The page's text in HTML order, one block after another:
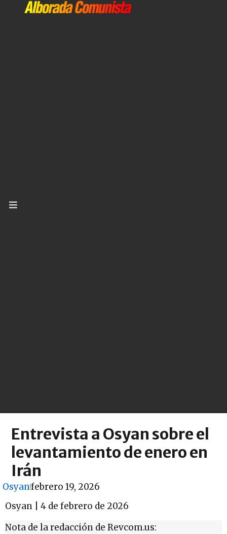
Entrevista a Osyan sobre el
levantamiento de enero en
Irán
Osyanfebrero 19, 2026
Osyan | 4 de febrero de 2026
Nota de la redacción de Revcom.us: